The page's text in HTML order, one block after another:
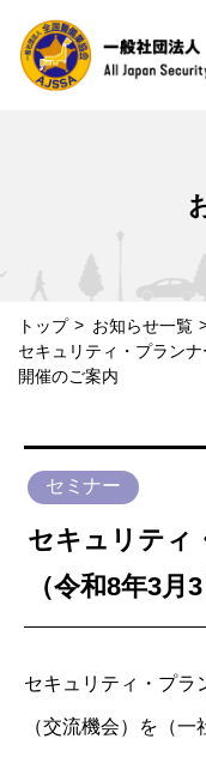
トップ
お知らせ一覧
セキュリティ・プラン
開催のご案内
セミナー
セキュリティ
（令和8年3
セキュリティ・プラ
（交流機会）を（